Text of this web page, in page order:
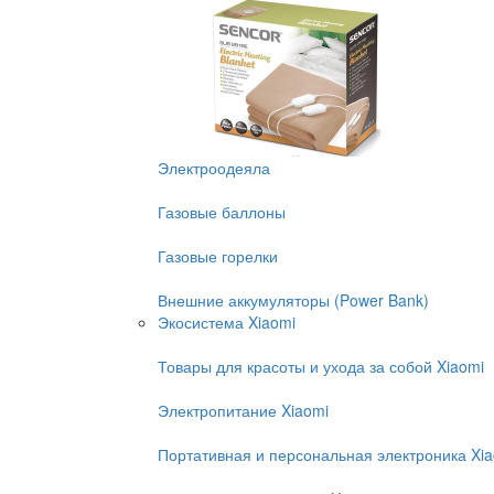
Электроодеяла
Газовые баллоны
Газовые горелки
Внешние аккумуляторы (Power Bank)
Экосистема Xiaomi
Товары для красоты и ухода за собой Xiaomi
Электропитание Xiaomi
Портативная и персональная электроника